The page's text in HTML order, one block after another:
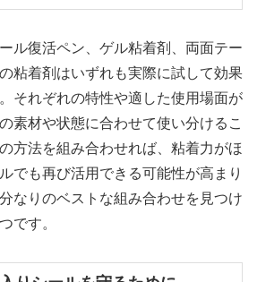
ル復活ペン、ゲル粘着剤、両面テー
粘着剤はいずれも実際に試して効果
それぞれの特性や適した使用場面が
素材や状態に合わせて使い分けるこ
方法を組み合わせれば、粘着力がほ
でも再び活用できる可能性が高まり
なりのベストな組み合わせを見つけ
です。